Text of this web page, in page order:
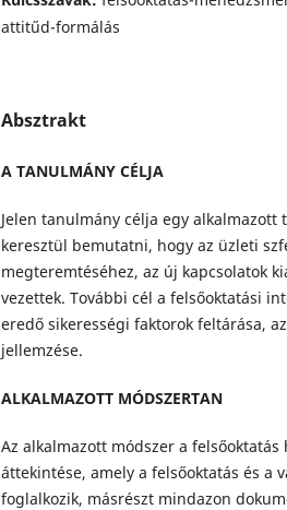
attitűd-formálás
Absztrakt
A TANULMÁNY CÉLJA
Jelen tanulmány célja egy
keresztül bemutatni, hogy az üzleti
megteremtéséhez, az új kapcsolatok
vezettek. További cél a felsőoktatási
eredő sikerességi faktorok feltárása,
jellemzése.
ALKALMAZOTT MÓDSZERTAN
Az alkalmazott módszer a
áttekintése, amely a felsőoktatás és a
foglalkozik, másrészt mindazon